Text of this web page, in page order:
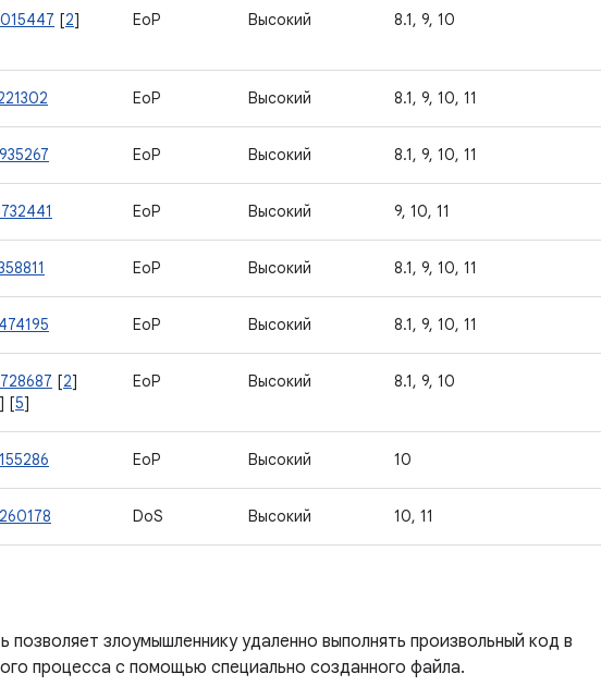
[2]
EoP Высокий 8.1, 9, 10
EoP Высокий 8.1, 9, 10, 11
EoP Высокий 8.1, 9, 10, 11
EoP Высокий 9, 10, 11
EoP Высокий 8.1, 9, 10, 11
EoP Высокий 8.1, 9, 10, 11
[2]
] [5]
EoP Высокий 8.1, 9, 10
EoP Высокий 10
DoS Высокий 10, 11
позволяет злоумышленнику удаленно выполнять произвольный код в
процесса с помощью специально созданного файла.